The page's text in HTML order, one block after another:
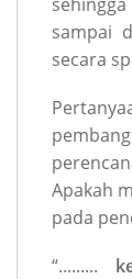
sampai
secara
Apakah
pada
“.........